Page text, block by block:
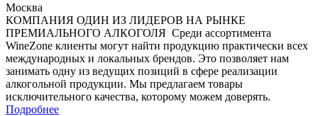
Москва
КОМПАНИЯ ОДИН ИЗ ЛИДЕРОВ НА РЫНКЕ
ПРЕМИАЛЬНОГО АЛКОГОЛЯ Среди ассортимента
WineZone клиенты могут найти продукцию практически всех
международных и локальных брендов. Это позволяет нам
занимать одну из ведущих позиций в сфере реализации
алкогольной продукции. Мы предлагаем товары
исключительного качества, которому можем доверять.
Подробнее